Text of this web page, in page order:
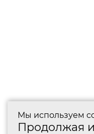
Мы используем
Продолжая